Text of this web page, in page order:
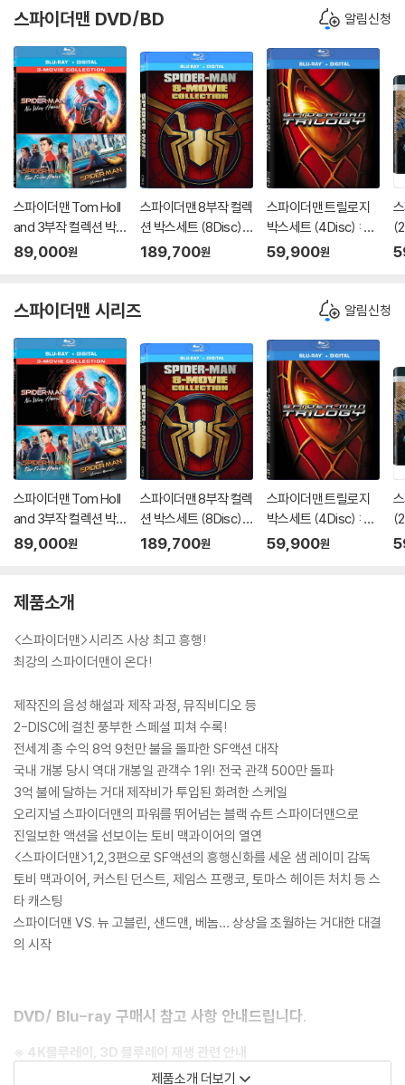
스파이더맨 DVD/BD 알림신청
스파이더맨 Tom Holl
and 3부작 컬렉션 박
스세트 (3Disc) : 블루
89,000원
스파이더맨 8부작 컬렉
션 박스세트 (8Disc) :
블루레이
189,700원
스파이더맨 트릴로지
박스세트 (4Disc) : 블
루레이
59,900원
+
스파이더맨 시리즈 알림신청
스파이더맨 Tom Holl
and 3부작 컬렉션 박
스세트 (3Disc) : 블루
89,000원
스파이더맨 8부작 컬렉
션 박스세트 (8Disc) :
블루레이
189,700원
스파이더맨 트릴로지
박스세트 (4Disc) : 블
루레이
59,900원
+
제품소개
<스파이더맨>시리즈 사상 최고 흥행!
최강의 스파이더맨이 온다!
제작진의 음성 해설과 제작 과정, 뮤직비디오 등
2-DISC에 걸친 풍부한 스페셜 피쳐 수록!
전세계 총 수익 8억 9천만 불을 돌파한 SF액션 대작
국내 개봉 당시 역대 개봉일 관객수 1위! 전국 관객 500만 돌파
3억 불에 달하는 거대 제작비가 투입된 화려한 스케일
오리지널 스파이더맨의 파워를 뛰어넘는 블랙 슈트 스파이더맨으로
진일보한 액션을 선보이는 토비 맥과이어의 열연
<스파이더맨>1,2,3편으로 SF액션의 흥행신화를 세운 샘 레이미 감독
토비 맥과이어, 커스틴 던스트, 제임스 프랭코, 토마스 헤이든 처치 등 스
타 캐스팅
스파이더맨 VS. 뉴 고블린, 샌드맨, 베놈… 상상을 초월하는 거대한 대결
의 시작
DVD/ Blu-ray 구매시 참고 사항 안내드립니다.
※ 4K블루레이, 3D 블루레이 재생 관련 안내
1) 4K UHD 디스크는 대용량의 데이터 전송이 필요하므로 4K전용 플레
제품소개 더보기